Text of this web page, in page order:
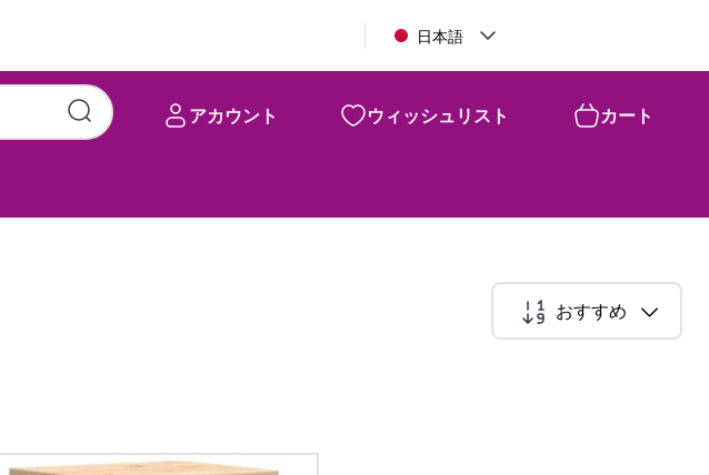
日本語
アカウント ウィッシュリスト カート
おすすめ